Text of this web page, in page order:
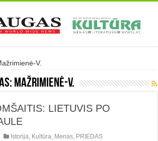
V.
Mažrimienė-V.
LIETUVIS PO
Istorija, Kultūra, Menas, PRIEDAS